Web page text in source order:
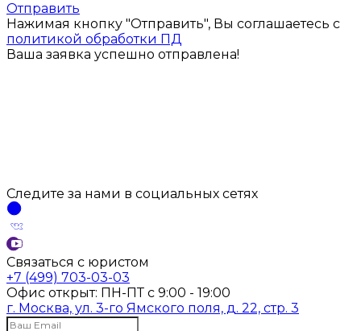
Отправить
Нажимая кнопку "Отправить", Вы соглашаетесь с
политикой обработки ПД
Ваша заявка успешно отправлена!
Следите за нами в социальных сетях
Связаться с юристом
+7 (499) 703-03-03
Офис открыт: ПН-ПТ с 9:00 - 19:00
г. Москва, ул. 3-го Ямского поля, д. 22, стр. 3